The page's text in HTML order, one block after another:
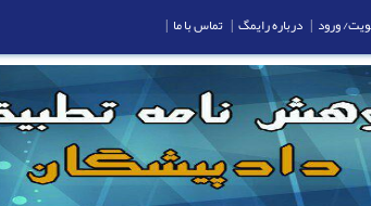
ورود | درباره رایمگ | تماس با ما |